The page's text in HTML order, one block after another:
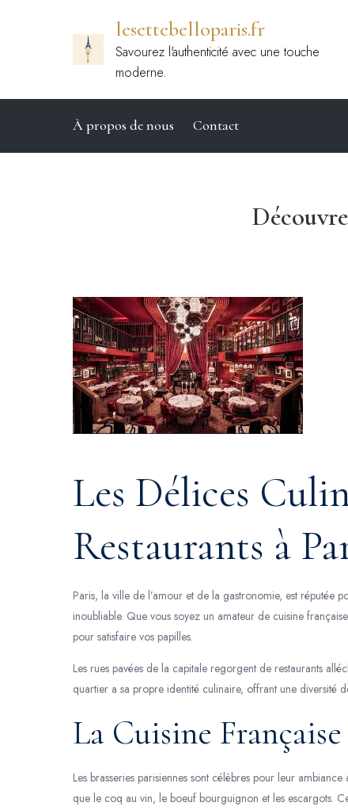
lesettebelloparis.fr
Savourez l'authenticité avec une touche
moderne.
À propos de nous Contact
Les Délices
Restaurants à
Paris, la ville de l’amour et de la gastronomie, est réputée
inoubliable. Que vous soyez un amateur de cuisine
pour satisfaire vos papilles.
Les rues pavées de la capitale regorgent de restaurants
quartier a sa propre identité culinaire, offrant une diversité
La Cuisine
Les brasseries parisiennes sont célèbres pour leur
que le coq au vin, le boeuf bourguignon et les escargots.